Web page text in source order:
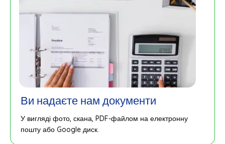
Ви надаєте нам документи
У вигляді фото, скана, PDF-файлом на електронну
пошту або Google диск.